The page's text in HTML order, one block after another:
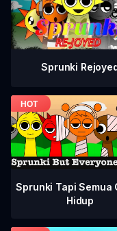
Sprunki
Sprunki Tapi Semua
Hidup